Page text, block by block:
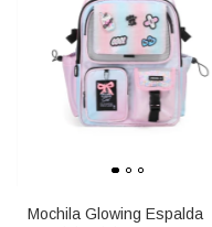
Mochila Glowing Espalda